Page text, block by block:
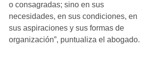
o consagradas; sino en sus
necesidades, en sus condiciones, en
sus aspiraciones y sus formas de
organización”, puntualiza el abogado.